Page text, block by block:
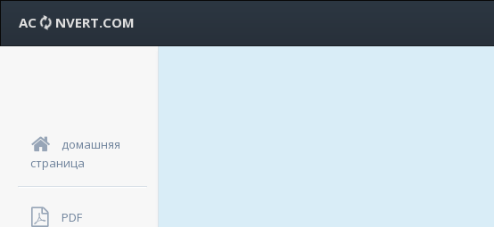
AC NVERT.COM
домашняя
страница
PDF